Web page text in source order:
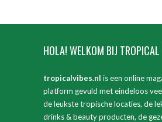
HOLA! WELKOM BIJ TROPICAL
tropicalvibes.nl is een online
platform gevuld met eindeloos
de leukste tropische locaties, de
drinks & beauty producten, de